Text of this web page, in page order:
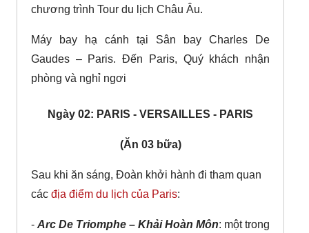
chương trình Tour du lịch Châu Âu.
Máy bay hạ cánh tại Sân bay Charles De
Gaudes – Paris. Đến Paris, Quý khách nhận
phòng và nghỉ ngơi
Ngày 02: PARIS - VERSAILLES - PARIS
(Ăn 03 bữa)
Sau khi ăn sáng, Đoàn khởi hành đi tham quan
các địa điểm du lịch của Paris:
- Arc De Triomphe – Khải Hoàn Môn: một trong